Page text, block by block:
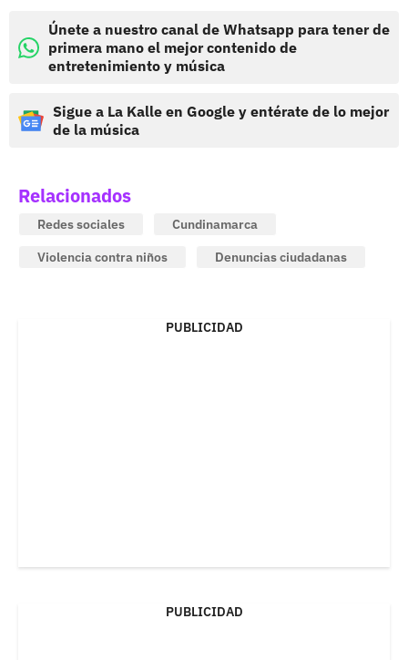
Únete a nuestro canal de Whatsapp para tener de
primera mano el mejor contenido de
entretenimiento y música
Sigue a La Kalle en Google y entérate de lo mejor
de la música
Relacionados
Redes sociales
Cundinamarca
Violencia contra niños
Denuncias ciudadanas
PUBLICIDAD
PUBLICIDAD